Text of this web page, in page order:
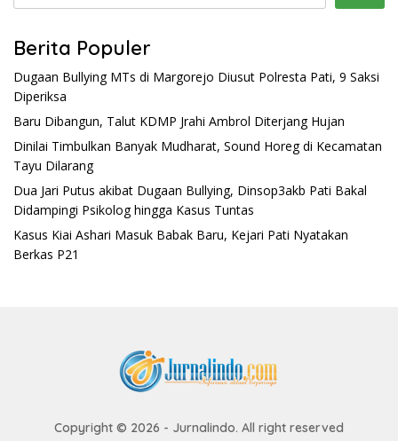
Berita Populer
Dugaan Bullying MTs di Margorejo Diusut Polresta Pati, 9 Saksi
Diperiksa
Baru Dibangun, Talut KDMP Jrahi Ambrol Diterjang Hujan
Dinilai Timbulkan Banyak Mudharat, Sound Horeg di Kecamatan
Tayu Dilarang
Dua Jari Putus akibat Dugaan Bullying, Dinsop3akb Pati Bakal
Didampingi Psikolog hingga Kasus Tuntas
Kasus Kiai Ashari Masuk Babak Baru, Kejari Pati Nyatakan
Berkas P21
Copyright © 2026 - Jurnalindo. All right reserved